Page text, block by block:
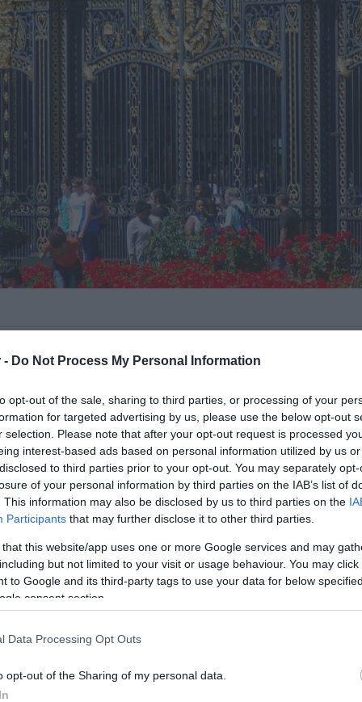
- Do Not Process My Personal Information
opt-out of the sale, sharing to third parties, or processing of your
for targeted advertising by us, please use the below opt-out
selection. Please note that after your opt-out request is processed
interest-based ads based on personal information utilized by us
to third parties prior to your opt-out. You may separately
of your personal information by third parties on the IAB’s list of
This information may also be disclosed by us to third parties on the
Participants that may further disclose it to other third parties.
that this website/app uses one or more Google services and may
but not limited to your visit or usage behaviour. You may
to Google and its third-party tags to use your data for below
consent section.
Data Processing Opt Outs
opt-out of the Sharing of my personal data.
το απόγευμα, ο οποίο κρατούσε
The Mall, έναν κεντρικό δρόμο που
με την πλατεία Τραφάλγκαρ, σύμφωνα
λεωφόρο The Mall στις 18:30 περίπου
όταν εντόπισαν έναν άνδρα που
Αστυνομία με σχετική